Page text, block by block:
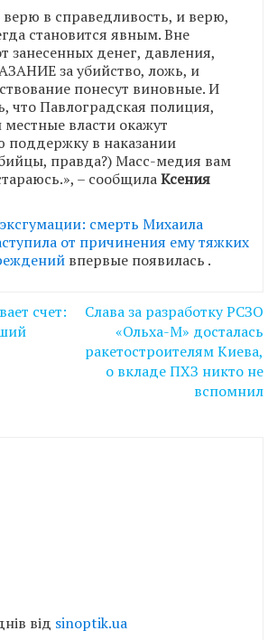
в справедливость, и верю,
становится явным. Вне
занесенных денег, давления,
за убийство, ложь, и
понесут виновные. И
что Павлоградская полиция,
местные власти окажут
поддержку в наказании
правда?) Масс-медия вам
– сообщилаКсения
смерть Михаила
от причинения ему тяжких
впервые появилась .
счет:
Слава за разработку РСЗО
«Ольха-М» досталась
ракетостроителям Киева,
о вкладе ПХЗ никто не
вспомнил
від sinoptik.ua